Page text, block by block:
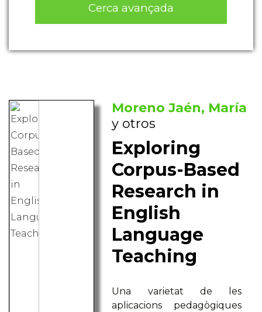
Cerca avançada
Moreno Jaén, María
y otros
Exploring
Corpus-Based
Research in
English
Language
Teaching
Una varietat de les
aplicacions pedagògiques